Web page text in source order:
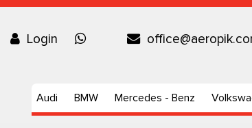
Login
Audi BMW Mercedes - Benz